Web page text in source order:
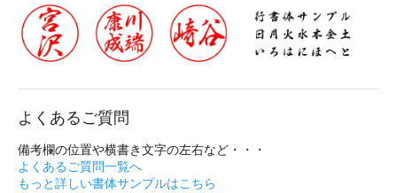
よくあるご質問
備考欄の位置や横書き文字の左右など・・・
よくあるご質問一覧へ
もっと詳しい書体サンプルはこちら